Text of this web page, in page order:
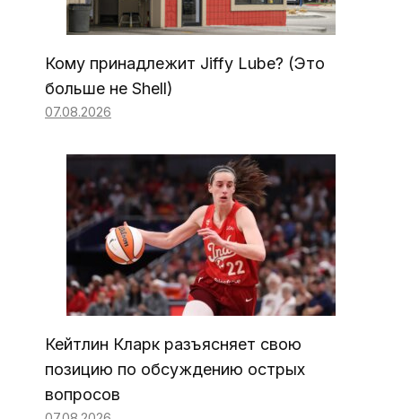
Кому принадлежит Jiffy Lube? (Это
больше не Shell)
07.08.2026
Кейтлин Кларк разъясняет свою
позицию по обсуждению острых
вопросов